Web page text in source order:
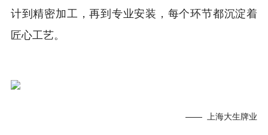
计到精密加工，再到专业安装，每个环节都沉淀着
匠心工艺。
—— 上海大生牌业